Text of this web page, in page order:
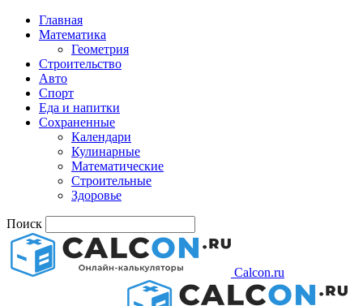
Главная
Математика
Геометрия
Строительство
Авто
Спорт
Еда и напитки
Сохраненные
Календари
Кулинарные
Математические
Строительные
Здоровье
Поиск
Calcon.ru